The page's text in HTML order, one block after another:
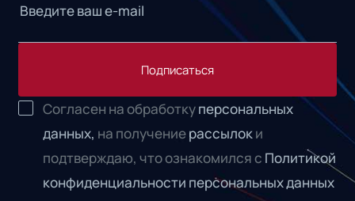
Подписаться
Согласен на обработкуперсональных
данных, на получениерассылоки
подтверждаю, что ознакомился с Политикой
конфиденциальности персональных данных